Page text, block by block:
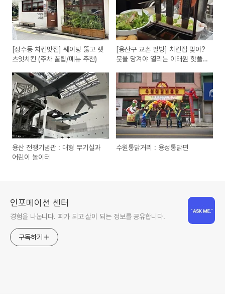
[성수동 치킨맛집] 웨이팅 뚫고 렛
츠잇치킨 (주차 꿀팁/메뉴 추천)
[용산구 교촌 필방] 치킨집 맞아?
붓을 당겨야 열리는 이태원 핫플
용산 전쟁기념관 : 대형 무기실과
어린이 놀이터
수원통닭거리 : 용성통닭편
인포메이션 센터
경험을 나눕니다. 피가 되고 살이 되는 정보를 공유합니다.
구독하기